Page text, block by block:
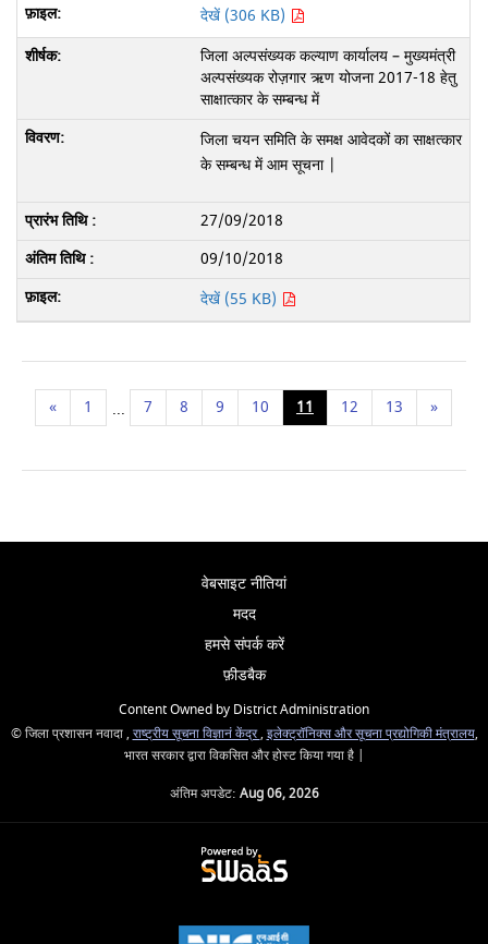
देखें (306 KB)
जिला अल्पसंख्यक कल्याण कार्यालय – मुख्यमंत्री
अल्पसंख्यक रोज़गार ऋण योजना 2017-18 हेतु
साक्षात्कार के सम्बन्ध में
जिला चयन समिति के समक्ष आवेदकों का साक्षत्कार
के सम्बन्ध में आम सूचना |
27/09/2018
09/10/2018
देखें (55 KB)
« 1 ... 7 8 9 10 11 12 13 »
वेबसाइट नीतियां
मदद
हमसे संपर्क करें
फ़ीडबैक
Content Owned by District Administration
© जिला प्रशासन नवादा , राष्ट्रीय सूचना विज्ञानं केंद्र, इलेक्ट्रॉनिक्स और सूचना प्रद्योगिकी मंत्रालय,
भारत सरकार द्वारा विकसित और होस्ट किया गया है |
अंतिम अपडेट: Aug 06, 2026